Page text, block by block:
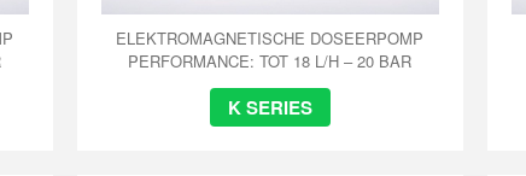
ELEKTROMAGNETISCHE DOSEERPOMP
PERFORMANCE: TOT 18 L/H – 20 BAR
K SERIES